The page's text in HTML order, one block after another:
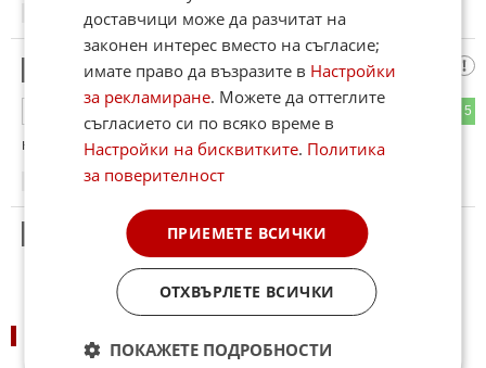
Почват да вирят
5
нос дребните душички в цска!
14.04.2026
Този коментар е премахнат от модератор.
доставчици може да разчитат на
законен интерес вместо на съгласие;
имате право да възразите в Настройки
за рекламиране. Можете да оттеглите
съгласието си по всяко време в
Настройки на бисквитките. Политика
за поверителност
ПРИЕМЕТЕ ВСИЧКИ
ОТХВЪРЛЕТЕ ВСИЧКИ
ПОКАЖЕТЕ ПОДРОБНОСТИ